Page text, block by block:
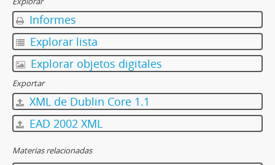
Informes
Explorar lista
Explorar objetos digitales
Exportar
XML de Dublin Core 1.1
EAD 2002 XML
Materias relacionadas